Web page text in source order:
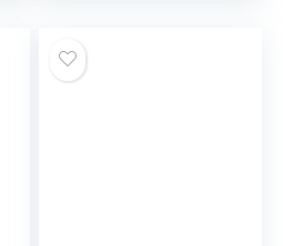
kriechende
Haustiere, Trinken